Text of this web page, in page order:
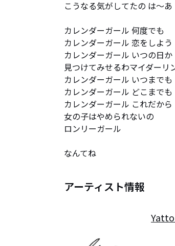
こうなる気がしてたの は〜あ
カレンダーガール 何度でも
カレンダーガール 恋をしよう
カレンダーガール いつの日か
見つけてみせるわマイダーリ
カレンダーガール いつまでも
カレンダーガール どこまでも
カレンダーガール これだから
女の子はやめられないの
ロンリーガール
なんてね
アーティスト情報